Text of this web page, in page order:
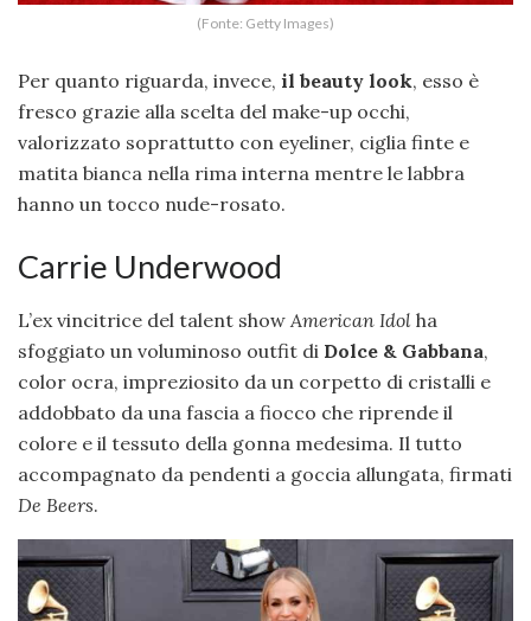
(Fonte: Getty Images)
Per quanto riguarda, invece, il beauty look, esso è
fresco grazie alla scelta del make-up occhi,
valorizzato soprattutto con eyeliner, ciglia finte e
matita bianca nella rima interna mentre le labbra
hanno un tocco nude-rosato.
Carrie Underwood
L’ex vincitrice del talent showAmerican Idol ha
sfoggiato un voluminoso outfit di Dolce & Gabbana,
color ocra, impreziosito da un corpetto di cristalli e
addobbato da una fascia a fiocco che riprende il
colore e il tessuto della gonna medesima. Il tutto
accompagnato da pendenti a goccia allungata, firmati
De Beers.